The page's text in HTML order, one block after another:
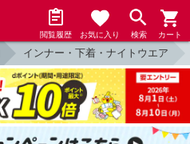
閲覧履歴 お気に入り 検索 カート
インナー・下着・ナイトウエア